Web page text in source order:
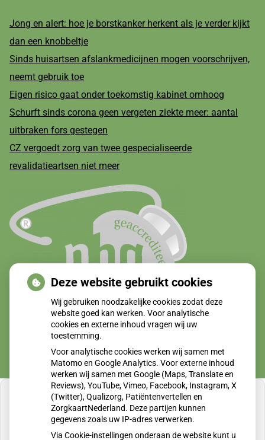
Jong en alert: hoe je borstkanker herkent als je verder kijkt
dan een knobbeltje
Sinds huisartsen afslankmedicijnen mogen voorschrijven,
neemt gebruik toe
Eigen risico gaat onder toekomstig kabinet omhoog
Schurft sinds corona geen vergeten ziekte meer: aantal
uitbraken fors gestegen
CZ vergoedt zorg van twee gespecialiseerde
revalidatieartsen niet meer
U heeft geen toestemming gegeven voor
Deze website gebruikt cookies
Wij gebruiken noodzakelijke cookies zodat deze
website goed kan werken. Voor analytische
cookies en externe inhoud vragen wij uw
toestemming.
Voor analytische cookies werken wij samen met
Matomo en Google Analytics. Voor externe inhoud
werken wij samen met Google (Maps, Translate en
Reviews), YouTube, Vimeo, Facebook, Instagram, X
(Twitter), Qualizorg, Patiëntenvertellen en
ZorgkaartNederland. Deze partijen kunnen
gegevens zoals uw IP-adres verwerken.
Via Cookie-instellingen onderaan de website kunt u